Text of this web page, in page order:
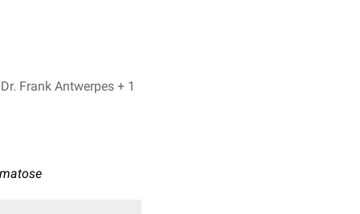
Lukas Ignucz, Dr. Frank Antwerpes + 1